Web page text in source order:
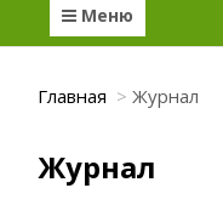
Меню
Главная Журнал
Журнал